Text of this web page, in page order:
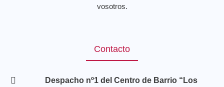
vosotros.
Contacto
Despacho nº1 del Centro de Barrio “Los